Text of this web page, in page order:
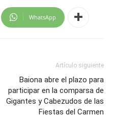
WhatsApp
Artículo siguiente
Baiona abre el plazo para
participar en la comparsa de
Gigantes y Cabezudos de las
Fiestas del Carmen